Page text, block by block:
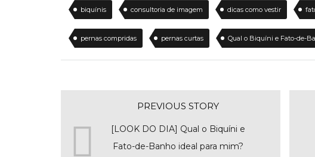
biquínis consultoria de imagem dicas como vestir
pernas compridas pernas curtas Qual o Biquíni e Fato-de-
PREVIOUS STORY
[LOOK DO DIA] Qual o Biquíni e
Fato-de-Banho ideal para mim?